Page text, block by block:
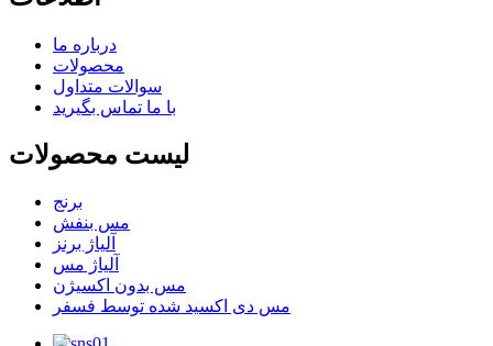
درباره ما
محصولات
سوالات متداول
با ما تماس بگیرید
لیست محصولات
برنج
مس بنفش
آلیاژ برنز
آلیاژ مس
مس بدون اکسیژن
مس دی اکسید شده توسط فسفر